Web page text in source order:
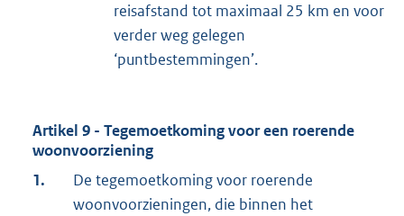
reisafstand tot maximaal 25 km en voor
verder weg gelegen
‘puntbestemmingen’.
Artikel 9 - Tegemoetkoming voor een roerende
woonvoorziening
1.
De tegemoetkoming voor roerende
woonvoorzieningen, die binnen het